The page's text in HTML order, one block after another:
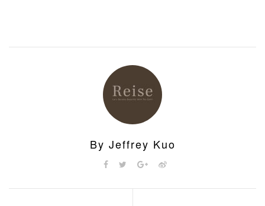
By Jeffrey Kuo